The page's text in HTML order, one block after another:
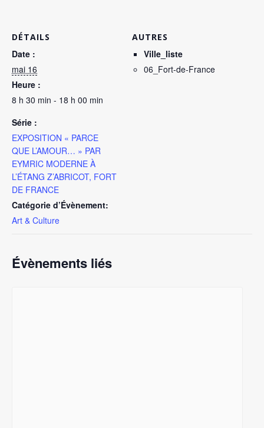
DÉTAILS
Date :
mai 16
Heure :
8 h 30 min - 18 h 00 min
Série :
EXPOSITION « PARCE
QUE L’AMOUR… » PAR
EYMRIC MODERNE À
L’ÉTANG Z’ABRICOT, FORT
DE FRANCE
Catégorie d’Évènement:
Art & Culture
AUTRES
Ville_liste
06_Fort-de-France
Évènements liés